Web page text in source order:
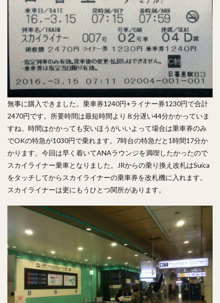
無事に購入できました。乗車券1240円+ライナー券1230円で合計
2470円です。所要時間は最短時間より８分遅い44分かかっていま
すね。時間はかかっても安いほうがいいよって場合は乗車券のみ
でOKの特急が1030円で乗れます。7時台の特急だと1時間17分か
かります。今回は早く着いてANAラウンジを満喫したかったので
スカイライナー乗車となりました。JRからの乗り換え改札はSuica
をタッチしてからスカイライナーの乗車券を改札機に入れます。
スカイライナーは更にもうひとつ関所があります。